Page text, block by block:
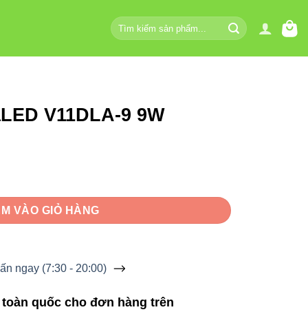
Tìm
kiếm:
V11DLA-9 9W
VÀO GIỎ HÀNG
ngay (7:30 - 20:00)
quốc cho đơn hàng trên